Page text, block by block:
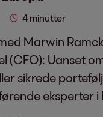
4 minutter
Marwin
(CFO): Uanset
sikrede
eksperter i